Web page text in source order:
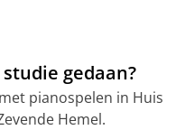
gedaan?
pianospelen in Huis
Hemel.